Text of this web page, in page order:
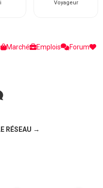
Voyageur
Marché Emplois
Forum
RÉSEAU →